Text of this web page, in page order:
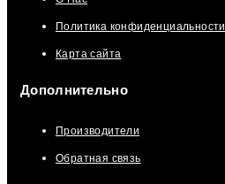
Политика конфиденциальности
Карта сайта
Дополнительно
Производители
Обратная связь